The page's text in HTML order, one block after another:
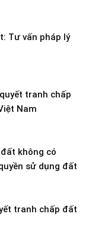
Tư vấn pháp lý
tranh chấp
Nam
không có
sử dụng đất
tranh chấp đất